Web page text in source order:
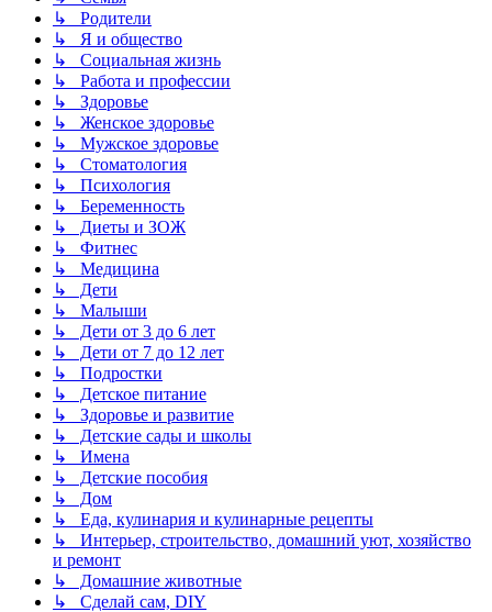
↳ Родители
↳ Я и общество
↳ Социальная жизнь
↳ Работа и профессии
↳ Здоровье
↳ Женское здоровье
↳ Мужское здоровье
↳ Стоматология
↳ Психология
↳ Беременность
↳ Диеты и ЗОЖ
↳ Фитнес
↳ Медицина
↳ Дети
↳ Малыши
↳ Дети от 3 до 6 лет
↳ Дети от 7 до 12 лет
↳ Подростки
↳ Детское питание
↳ Здоровье и развитие
↳ Детские сады и школы
↳ Имена
↳ Детские пособия
↳ Дом
↳ Еда, кулинария и кулинарные рецепты
↳ Интерьер, строительство, домашний уют, хозяйство
и ремонт
↳ Домашние животные
↳ Сделай сам, DIY